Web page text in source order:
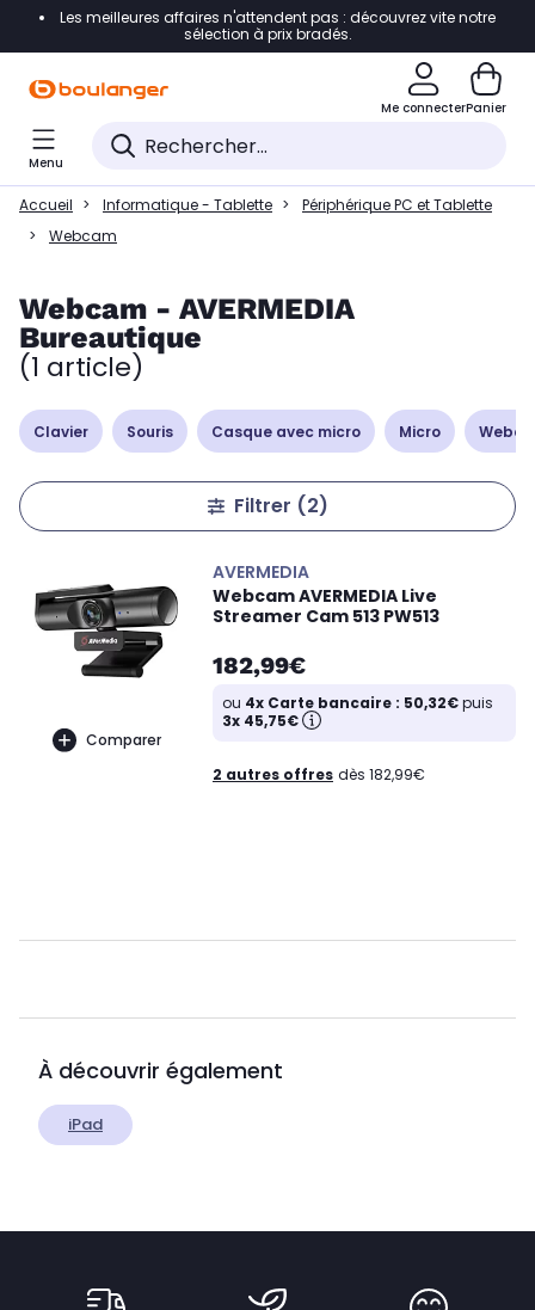
Accéder directement à la navigation
Accéder directement à la liste des produits
Accéder directement au contenu
Accéder directement au pied de page
Accéder directement au chatbot
Les meilleures affaires n'attendent pas : découvrez vite notre
sélection à prix bradés.
Me connecterPanier
Menu
Accueil Informatique - Tablette
Périphérique PC et Tablette
Webcam
Webcam - AVERMEDIA
Bureautique
(1 article)
Clavier Souris Casque avec micro Micro
Filtrer (2)
Comparer
AVERMEDIA
Webcam AVERMEDIA Live
Streamer Cam 513 PW513
182,99€
ou 4x Carte bancaire : 50,32€puis
3x 45,75€
2 autres offres dès 182,99€
À découvrir également
iPad